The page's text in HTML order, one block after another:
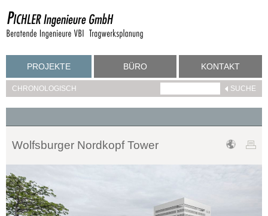
PROJEKTE BÜRO KONTAKT
CHRONOLOGISCH
Wolfsburger Nordkopf Tower